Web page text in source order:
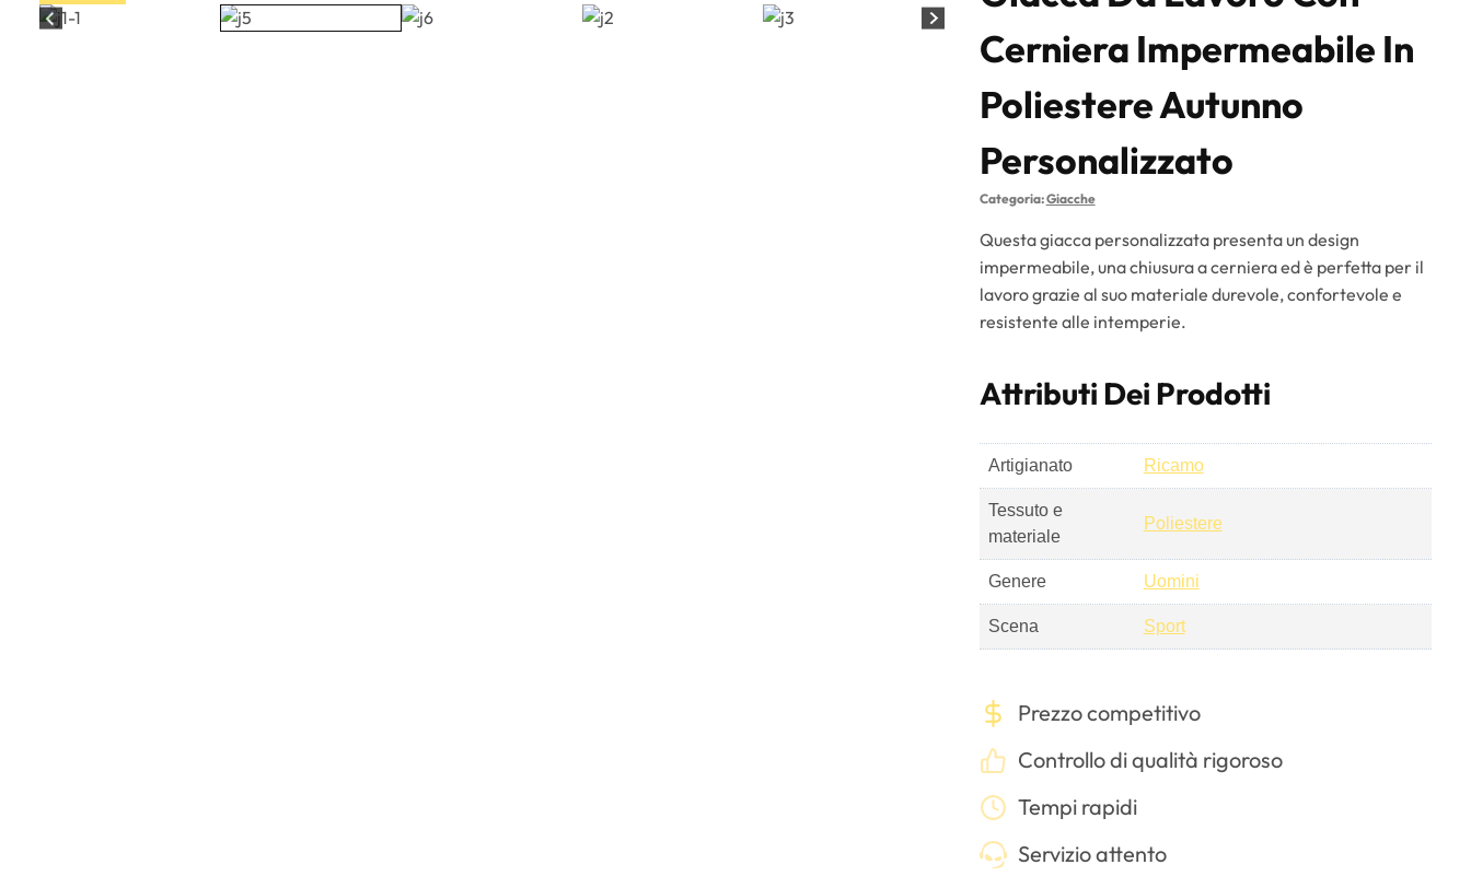
Cerniera Impermeabile In
Poliestere Autunno
Personalizzato
Categoria:Giacche
Questa giacca personalizzata presenta un design
impermeabile, una chiusura a cerniera ed è perfetta per il
lavoro grazie al suo materiale durevole, confortevole e
resistente alle intemperie.
Attributi Dei Prodotti
Artigianato Ricamo
Tessuto e
materiale
Poliestere
Genere Uomini
Scena Sport
Prezzo competitivo
Controllo di qualità rigoroso
Tempi rapidi
Servizio attento